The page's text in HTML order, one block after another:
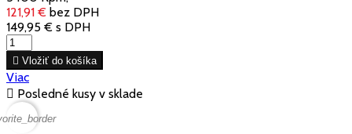
121,91 € bez DPH
149,95 € s DPH
 Vložiť do košíka
Viac
 Posledné kusy v sklade